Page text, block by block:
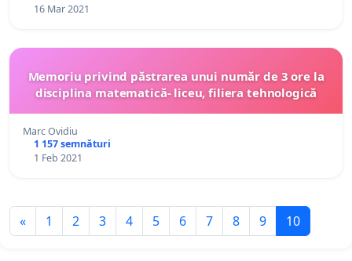
16 Mar 2021
Memoriu privind păstrarea unui număr de 3 ore la
disciplina matematică- liceu, filiera tehnologică
Marc Ovidiu
1 157 semnături
1 Feb 2021
« 1 2 3 4 5 6 7 8 9 10